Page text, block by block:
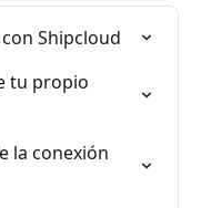
Shipcloud
tu propio
la conexión